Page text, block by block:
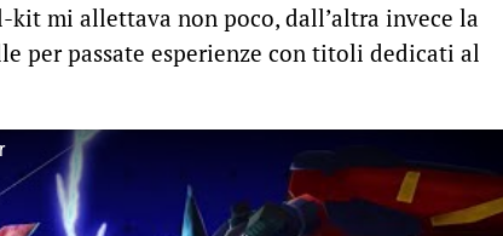
mi allettava non poco, dall’altra invece la
per passate esperienze con titoli dedicati al